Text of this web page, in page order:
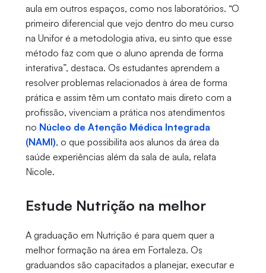
aula em outros espaços, como nos laboratórios. “O
primeiro diferencial que vejo dentro do meu curso
na Unifor é a metodologia ativa, eu sinto que esse
método faz com que o aluno aprenda de forma
interativa”, destaca. Os estudantes aprendem a
resolver problemas relacionados à área de forma
prática e assim têm um contato mais direto com a
profissão, vivenciam a prática nos atendimentos
no Núcleo de Atenção Médica Integrada
(NAMI), o que possibilita aos alunos da área da
saúde experiências além da sala de aula, relata
Nicole.
Estude Nutrição na melhor
A graduação em Nutrição é para quem quer a
melhor formação na área em Fortaleza. Os
graduandos são capacitados a planejar, executar e